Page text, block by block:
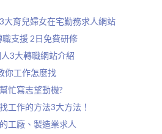
大育兒婦女在宅勤務求人網站
支援 2日免費研修
3大轉職網站介紹
你工作怎麼找
忙寫志望動機?
工作的方法3大方法！
工廠、製造業求人